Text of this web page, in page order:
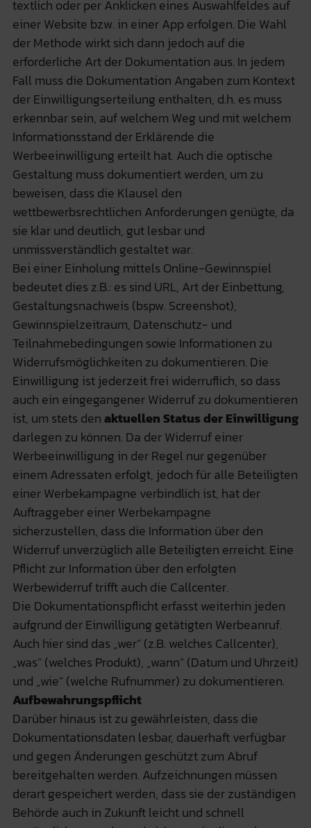
textlich oder per Anklicken eines Auswahlfeldes auf
einer Website bzw. in einer App erfolgen. Die Wahl
der Methode wirkt sich dann jedoch auf die
erforderliche Art der Dokumentation aus. In jedem
Fall muss die Dokumentation Angaben zum Kontext
der Einwilligungserteilung enthalten, d.h. es muss
erkennbar sein, auf welchem Weg und mit welchem
Informationsstand der Erklärende die
Werbeeinwilligung erteilt hat. Auch die optische
Gestaltung muss dokumentiert werden, um zu
beweisen, dass die Klausel den
wettbewerbsrechtlichen Anforderungen genügte, da
sie klar und deutlich, gut lesbar und
unmissverständlich gestaltet war.
Bei einer Einholung mittels Online-Gewinnspiel
bedeutet dies z.B.: es sind URL, Art der Einbettung,
Gestaltungsnachweis (bspw. Screenshot),
Gewinnspielzeitraum, Datenschutz- und
Teilnahmebedingungen sowie Informationen zu
Widerrufsmöglichkeiten zu dokumentieren. Die
Einwilligung ist jederzeit frei widerruflich, so dass
auch ein eingegangener Widerruf zu dokumentieren
ist, um stets denaktuellen Status der Einwilligung
darlegen zu können. Da der Widerruf einer
Werbeeinwilligung in der Regel nur gegenüber
einem Adressaten erfolgt, jedoch für alle Beteiligten
einer Werbekampagne verbindlich ist, hat der
Auftraggeber einer Werbekampagne
sicherzustellen, dass die Information über den
Widerruf unverzüglich alle Beteiligten erreicht. Eine
Pflicht zur Information über den erfolgten
Werbewiderruf trifft auch die Callcenter.
Die Dokumentationspflicht erfasst weiterhin jeden
aufgrund der Einwilligung getätigten Werbeanruf.
Auch hier sind das „wer“ (z.B. welches Callcenter),
„was“ (welches Produkt), „wann“ (Datum und Uhrzeit)
und „wie“ (welche Rufnummer) zu dokumentieren.
Aufbewahrungspflicht
Darüber hinaus ist zu gewährleisten, dass die
Dokumentationsdaten lesbar, dauerhaft verfügbar
und gegen Änderungen geschützt zum Abruf
bereitgehalten werden. Aufzeichnungen müssen
derart gespeichert werden, dass sie der zuständigen
Behörde auch in Zukunft leicht und schnell